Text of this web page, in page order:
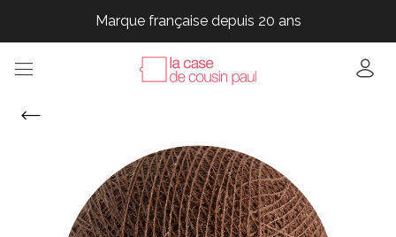
Marque française depuis 20 ans
Marque française depuis 20 ans
Marque française depuis 20 ans